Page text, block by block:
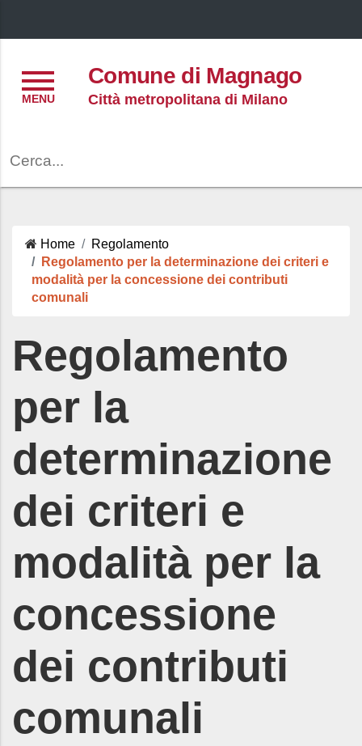
Comune di Magnago
Città metropolitana di Milano
Home
Regolamento
Regolamento per la determinazione dei criteri e
modalità per la concessione dei contributi
comunali
Regolamento
per la
determinazione
dei criteri e
modalità per la
concessione
dei contributi
comunali